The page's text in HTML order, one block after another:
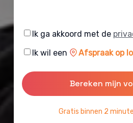
Consent
Ik ga akkoord met de
Consent
Ik wil een Afspraak op
Gratis binnen 2